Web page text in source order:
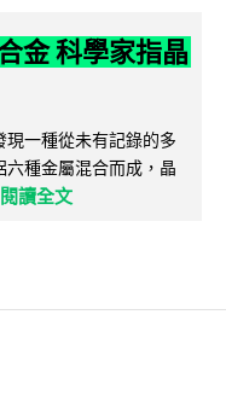
金 科學家指晶
一種從未有記錄的多
種金屬混合而成，晶
閱讀全文